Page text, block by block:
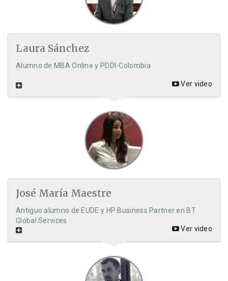
Laura Sánchez
Alumno de MBA Online y PDDI-Colombia
Ver video
José María Maestre
Antiguo alumno de EUDE y HP Business Partner en BT
Global Services
Ver video